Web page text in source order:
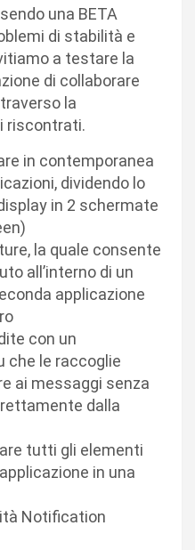
una BETA
di stabilità e
a testare la
di collaborare
la
riscontrati.
in contemporanea
dividendo lo
in 2 schermate
la quale consente
all’interno di un
applicazione
con un
che le raccoglie
ai messaggi senza
dalla
tutti gli elementi
in una
Notification